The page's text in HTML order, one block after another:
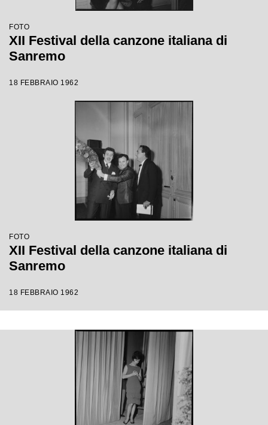
FOTO
XII Festival della canzone italiana di
Sanremo
18 FEBBRAIO 1962
FOTO
XII Festival della canzone italiana di
Sanremo
18 FEBBRAIO 1962